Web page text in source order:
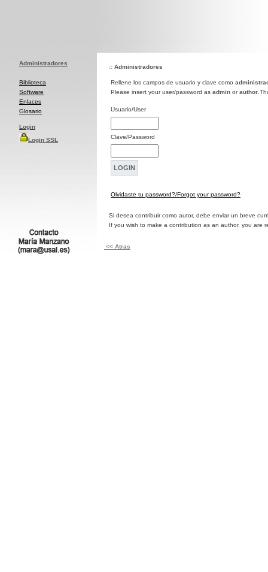
Administradores
Biblioteca
Software
Enlaces
Glosario
Login
Login SSL
:: Administradores
Rellene los campos de usuario y clave como
Please insert your user/password as admin orauthor
Usuario/User
Clave/Password
Olvidaste tu password?/Forgot your password?
Si desea contribuir como autor, debe enviar un breve
If you wish to make a contribution as an author, you are
<< Atras